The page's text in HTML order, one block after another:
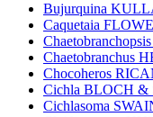
Bujurquina
Caquetaia
Chaetobranchus
Chocoheros
Cichla BLOCH &
Cichlasoma